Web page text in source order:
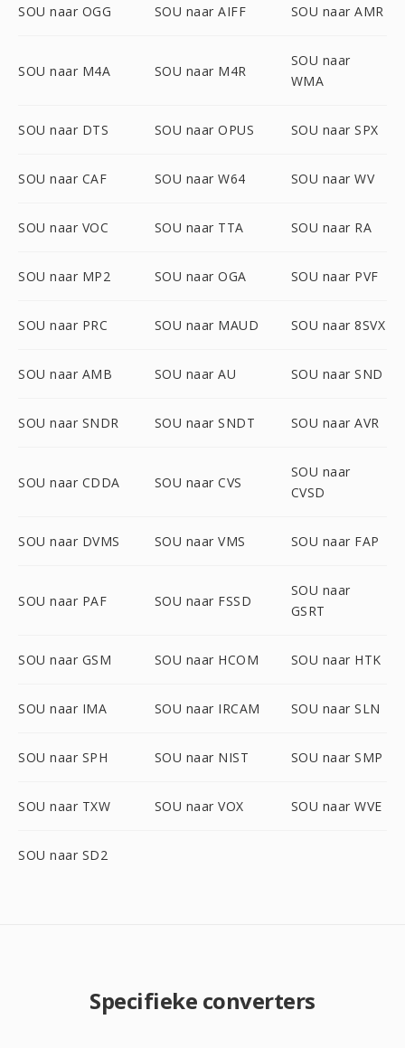
SOU naar OGG SOU naar AIFF SOU naar AMR
SOU naar M4A SOU naar M4R
SOU naar
WMA
SOU naar DTS SOU naar OPUS SOU naar SPX
SOU naar CAF SOU naar W64 SOU naar WV
SOU naar VOC SOU naar TTA SOU naar RA
SOU naar MP2 SOU naar OGA SOU naar PVF
SOU naar PRC SOU naar MAUD SOU naar 8SVX
SOU naar AMB SOU naar AU SOU naar SND
SOU naar SNDR SOU naar SNDT SOU naar AVR
SOU naar CDDA SOU naar CVS
SOU naar
CVSD
SOU naar DVMS SOU naar VMS SOU naar FAP
SOU naar PAF SOU naar FSSD
SOU naar
GSRT
SOU naar GSM SOU naar HCOM SOU naar HTK
SOU naar IMA SOU naar IRCAM SOU naar SLN
SOU naar SPH SOU naar NIST SOU naar SMP
SOU naar TXW SOU naar VOX SOU naar WVE
SOU naar SD2
Specifieke converters